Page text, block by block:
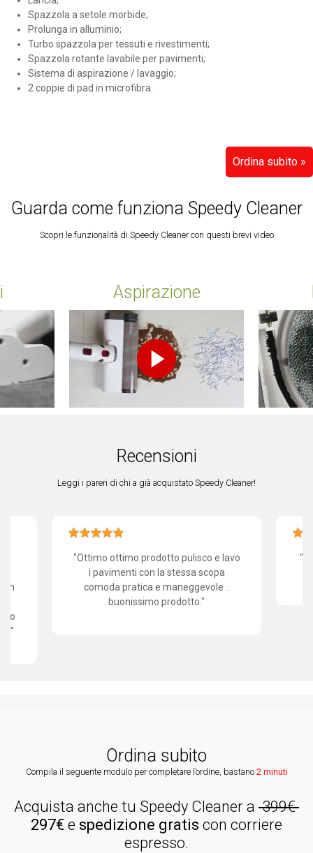
Spazzola a setole morbide;
Prolunga in alluminio;
Turbo spazzola per tessuti e rivestimenti;
Spazzola rotante lavabile per pavimenti;
Sistema di aspirazione / lavaggio;
2 coppie di pad in microfibra.
Ordina subito »
Guarda come funziona Speedy Cleaner
Scopri le funzionalità di Speedy Cleaner con questi brevi video
Aspirazione
Recensioni
Leggi i pareri di chi a già acquistato Speedy Cleaner!
"Ottimo ottimo prodotto pulisco e lavo
i pavimenti con la stessa scopa
comoda pratica e maneggevole ..
buonissimo prodotto."
Ordina subito
Compila il seguente modulo per completare l’ordine, bastano2 minuti
Acquista anche tu Speedy Cleaner a 399€
297€ e spedizione gratis con corriere
espresso.